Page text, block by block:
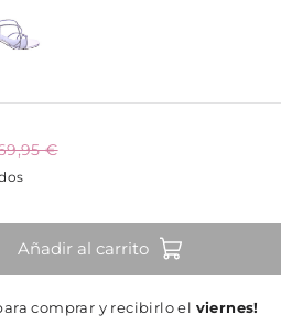
€
Añadir al carrito
comprar y recibirlo el viernes!